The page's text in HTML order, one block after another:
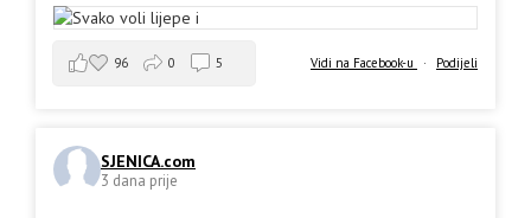
Vidi na Facebook-u · Podijeli
96 0 5
SJENICA.com
3 dana prije